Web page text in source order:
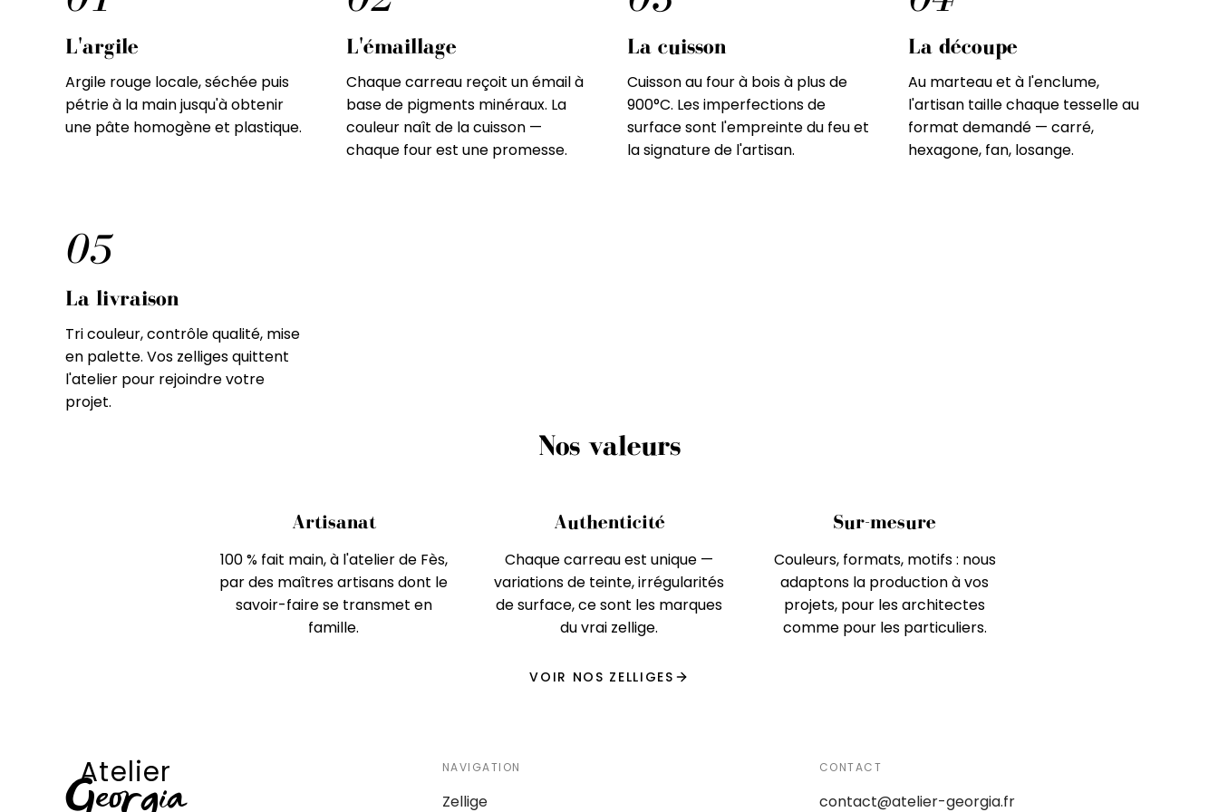
L'argile
Argile rouge locale, séchée puis
pétrie à la main jusqu'à obtenir
une pâte homogène et plastique.
L'émaillage
Chaque carreau reçoit un émail à
base de pigments minéraux. La
couleur naît de la cuisson —
chaque four est une promesse.
La cuisson
Cuisson au four à bois à plus de
900°C. Les imperfections de
surface sont l'empreinte du feu et
la signature de l'artisan.
La découpe
Au marteau et à l'enclume,
l'artisan taille chaque tesselle au
format demandé — carré,
hexagone, fan, losange.
05
La livraison
Tri couleur, contrôle qualité, mise
en palette. Vos zelliges quittent
l'atelier pour rejoindre votre
projet.
Nos valeurs
Artisanat
100 % fait main, à l'atelier de Fès,
par des maîtres artisans dont le
savoir-faire se transmet en
famille.
Authenticité
Chaque carreau est unique —
variations de teinte, irrégularités
de surface, ce sont les marques
du vrai zellige.
Sur-mesure
Couleurs, formats, motifs : nous
adaptons la production à vos
projets, pour les architectes
comme pour les particuliers.
VOIR NOS ZELLIGES
Atelier
Georgia NAVIGATION
Zellige
CONTACT
contact@atelier-georgia.fr